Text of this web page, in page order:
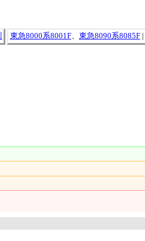
東急8000系8001F、 東急8090系8085F|